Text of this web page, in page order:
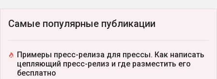
Самые популярные публикации
Примеры пресс-релиза для прессы. Как написать
цепляющий пресс-релиз и где разместить его
бесплатно